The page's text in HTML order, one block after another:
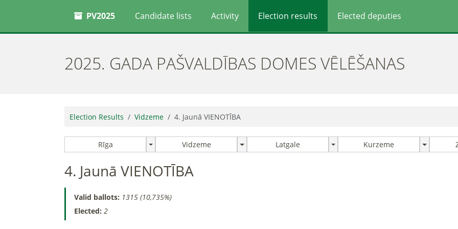
PV2025 Candidate lists Activity Election results Elected deputies
2025. GADA PAŠVALDĪBAS DOMES VĒLĒŠANAS
Election Results Vidzeme 4. Jaunā VIENOTĪBA
Rīga Vidzeme Latgale Kurzeme
4. Jaunā VIENOTĪBA
Valid ballots: 1315 (10,735%)
Elected: 2